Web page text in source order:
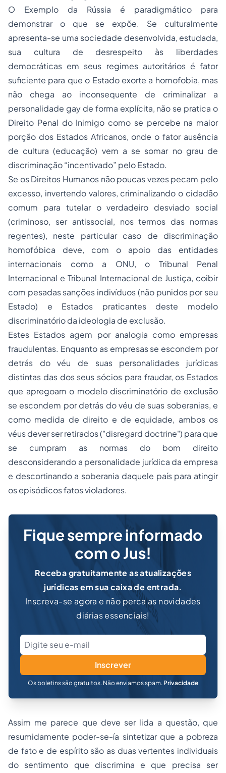
O Exemplo da Rússia é paradigmático para
demonstrar o que se expõe. Se culturalmente
apresenta-se uma sociedade desenvolvida, estudada,
sua cultura de desrespeito às liberdades
democráticas em seus regimes autoritários é fator
suficiente para que o Estado exorte a homofobia, mas
não chega ao inconsequente de criminalizar a
personalidade gay de forma explícita, não se pratica o
Direito Penal do Inimigo como se percebe na maior
porção dos Estados Africanos, onde o fator ausência
de cultura (educação) vem a se somar no grau de
discriminação “incentivado” pelo Estado.
Se osDireitos Humanosnão poucas vezes pecam pelo
excesso, invertendo valores, criminalizando o cidadão
comum para tutelar o verdadeiro desviado social
(criminoso, ser antissocial, nos termos das normas
regentes), neste particular caso de discriminação
homofóbica deve, com o apoio das entidades
internacionais como a ONU, o Tribunal Penal
Internacional e Tribunal Internacional de Justiça, coibir
com pesadas sanções indivíduos (não punidos por seu
Estado) e Estados praticantes deste modelo
discriminatório da ideologia de exclusão.
Estes Estados agem por analogia como empresas
fraudulentas. Enquanto as empresas se escondem por
detrás do véu de suas personalidades jurídicas
distintas das dos seus sócios para fraudar, os Estados
que apregoam o modelo discriminatório de exclusão
se escondem por detrás do véu de suas soberanias, e
como medida de direito e de equidade, ambos os
véus dever ser retirados ("disregard doctrine") para que
se cumpram as normas do bom direito
desconsiderando a personalidade jurídica da empresa
e descortinando a soberania daquele país para atingir
os episódicos fatos violadores.
Fique sempre informado
com o Jus!
Receba gratuitamente as atualizações
jurídicas em sua caixa de entrada.
Inscreva-se agora e não perca as novidades
diárias essenciais!
Inscrever
Os boletins são gratuitos. Não enviamos spam. Privacidade
Assim me parece que deve ser lida a questão, que
resumidamente poder-se-ía sintetizar que a pobreza
de fato e de espírito são as duas vertentes individuais
do sentimento que discrimina e que precisa ser